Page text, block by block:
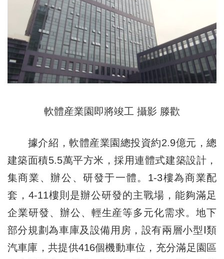
軟體産業園即將竣工 攝影 滕歡
據介紹，軟體産業園總投資約2.9億元，總
建築面積5.5萬平方米，採用連體式建築設計，
集商業、辦公、研發于一體。1-3樓為商業配
套，4-11樓則是辦公研發的主戰場，能夠滿足
企業研發、辦公、輕生産等多元化需求。地下
部分規劃為車庫及設備用房，設有兩層小型Ⅰ類
汽車庫，共提供416個機動車位，充分滿足園區